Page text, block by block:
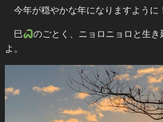
今年が穏やかな年になりますように
巳
のごとく、ニョロニョロと生
よ。